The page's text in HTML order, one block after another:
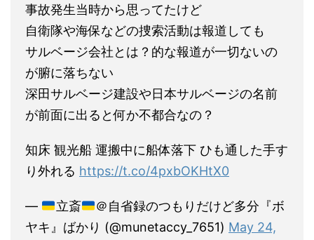
事故発生当時から思ってたけど
自衛隊や海保などの捜索活動は報道しても
サルベージ会社とは？的な報道が一切ないの
が腑に落ちない
深田サルベージ建設や日本サルベージの名前
が前面に出ると何か不都合なの？
知床 観光船 運搬中に船体落下 ひも通した手す
り外れる https://t.co/4pxbOKHtX0
— 立斎
＠自省録のつもりだけど多分『ボ
ヤキ』ばかり (@munetaccy_7651) May 24,